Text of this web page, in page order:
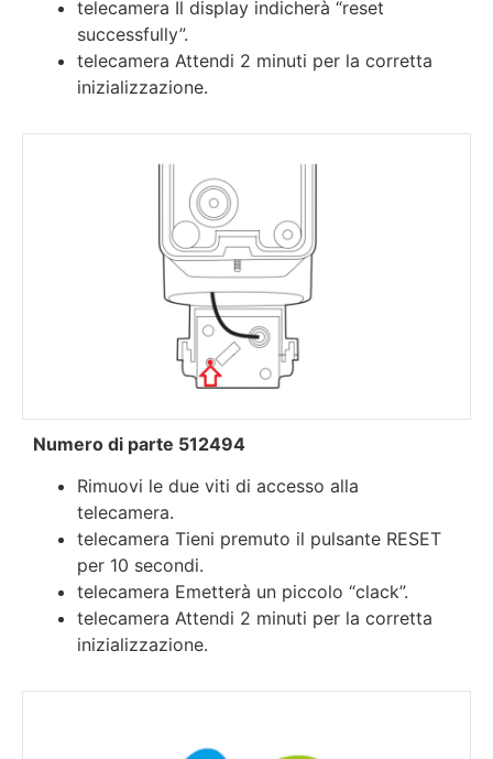
telecamera Il display indicherà “reset
successfully”.
telecamera Attendi 2 minuti per la corretta
inizializzazione.
Numero di parte 512494
Rimuovi le due viti di accesso alla
telecamera.
telecamera Tieni premuto il pulsante RESET
per 10 secondi.
telecamera Emetterà un piccolo “clack”.
telecamera Attendi 2 minuti per la corretta
inizializzazione.